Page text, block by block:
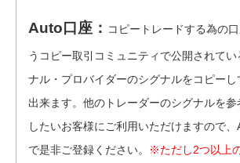
Auto口座： コピートレードする為の
うコピー取引コミュニティで公開されて
ナル・プロバイダーのシグナルをコピー
出来ます。他のトレーダーのシグナルを
したいお客様にご利用いただけますので
で是非ご登録ください。
※ただし2つ以上